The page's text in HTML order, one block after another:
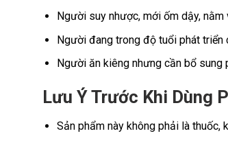
Người suy nhược, mới ốm dậy,
Người đang trong độ tuổi phát triển
Người ăn kiêng nhưng cần bổ
Lưu Ý Trước Khi Dùng
Sản phẩm này không phải là thuốc,